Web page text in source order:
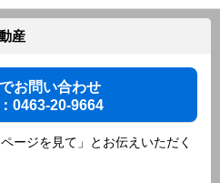
産
お問い合わせ
0463-20-9664
ージを見て」とお伝えいただく